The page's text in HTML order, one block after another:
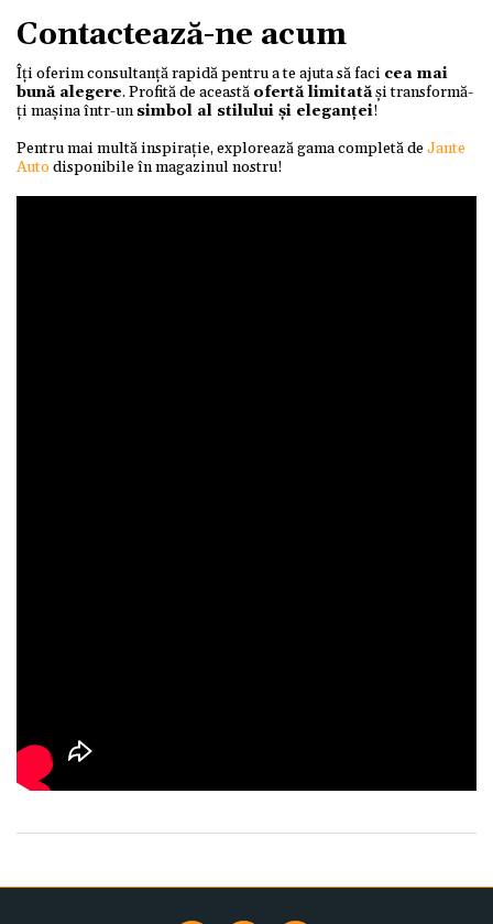
Contactează-ne acum
Îți oferim consultanță rapidă pentru a te ajuta să faci cea mai
bună alegere. Profită de această ofertă limitatăși transformă-
ți mașina într-unsimbol al stilului și eleganței!
Pentru mai multă inspirație, explorează gama completă deJante
Autodisponibile în magazinul nostru!